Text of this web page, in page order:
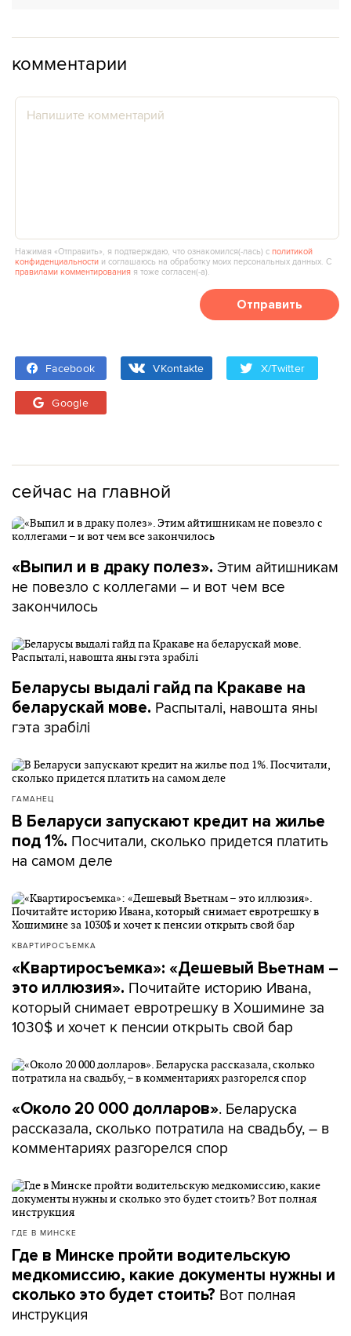
комментарии
Нажимая «Отправить», я подтверждаю, что ознакомился(‑лась) сполитикой
конфиденциальности и соглашаюсь на обработку моих персональных данных. С
правилами комментирования я тоже согласен(‑а).
Отправить
Facebook VKontakte X/Twitter
Google
сейчас на главной
«Выпил и в драку полез». Этим айтишникам
не повезло с коллегами – и вот чем все
закончилось
Беларусы выдалі гайд па Кракаве на
беларускай мове. Распыталі, навошта яны
гэта зрабілі
ГАМАНЕЦ
В Беларуси запускают кредит на жилье
под 1%. Посчитали, сколько придется платить
на самом деле
КВАРТИРОСЪЕМКА
«Квартиросъемка»: «Дешевый Вьетнам –
это иллюзия». Почитайте историю Ивана,
который снимает евротрешку в Хошимине за
1030$ и хочет к пенсии открыть свой бар
«Около 20 000 долларов». Беларуска
рассказала, сколько потратила на свадьбу, – в
комментариях разгорелся спор
ГДЕ В МИНСКЕ
Где в Минске пройти водительскую
медкомиссию, какие документы нужны и
сколько это будет стоить? Вот полная
инструкция